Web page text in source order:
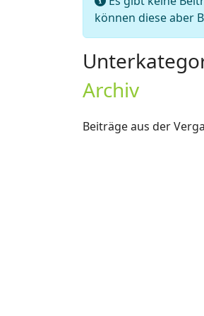
können diese aber
Archiv
Beiträge aus der